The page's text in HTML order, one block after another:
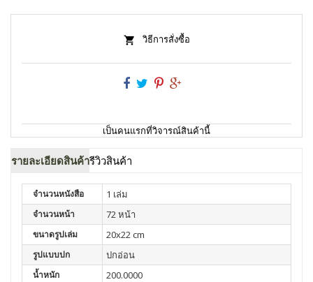
วิธีการสั่งซื้อ
เป็นคนแรกที่วิจารณ์สินค้านี้
รายละเอียดสินค้ารีวิวสินค้า
จำนวนหนังสือ 1 เล่ม
จำนวนหน้า 72 หน้า
ขนาดรูปเล่ม 20x22 cm
รูปแบบปก ปกอ่อน
น้ำหนัก 200.0000